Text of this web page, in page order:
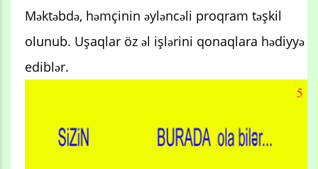
Məktəbdə, həmçinin əyləncəli proqram təşkil
olunub. Uşaqlar öz əl işlərini qonaqlara hədiyyə
ediblər.